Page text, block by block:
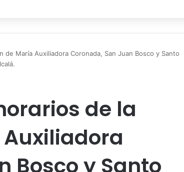
María Auxiliadora Coronada, San Juan Bosco y Santo
de la
Bosco y Santo